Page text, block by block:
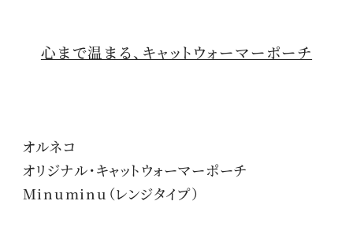
心まで温まる、キャットウォーマーポーチ
オルネコ
オリジナル・キャットウォーマーポーチ
Minuminu（レンジタイプ）